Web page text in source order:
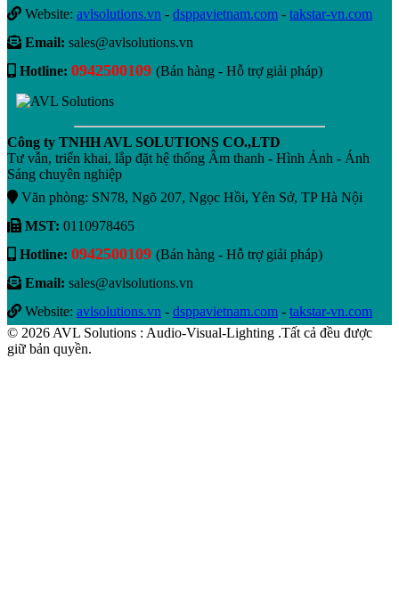
Website: avlsolutions.vn - dsppavietnam.com - takstar-vn.com
Email: sales@avlsolutions.vn
Hotline: 0942500109 (Bán hàng - Hỗ trợ giải pháp)
Công ty TNHH AVL SOLUTIONS CO.,LTD
Tư vẫn, triển khai, lắp đặt hệ thống Âm thanh - Hình Ảnh - Ánh
Sáng chuyên nghiệp
Văn phòng: SN78, Ngõ 207, Ngọc Hồi, Yên Sở, TP Hà Nội
MST: 0110978465
Hotline: 0942500109 (Bán hàng - Hỗ trợ giải pháp)
Email: sales@avlsolutions.vn
Website: avlsolutions.vn - dsppavietnam.com - takstar-vn.com
© 2026 AVL Solutions : Audio-Visual-Lighting .Tất cả đều được
giữ bản quyền.